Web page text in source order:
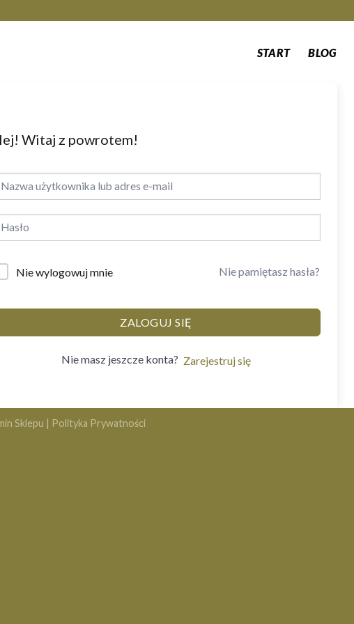
START BLOG
Witaj z powrotem!
Nie wylogowuj mnie Nie pamiętasz hasła?
ZALOGUJ SIĘ
Nie masz jeszcze konta? Zarejestruj się
Sklepu | Polityka Prywatności